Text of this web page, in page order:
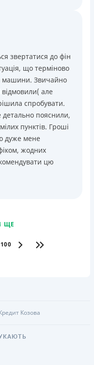
звертатися до фін
що терміново
машини. Звичайно
відмовили( але
спробувати.
детально пояснили,
пунктів. Гроші
дуже мене
жодних
цю
ЩЕ
Козова